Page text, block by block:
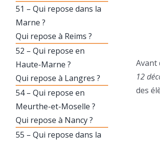
Avant
12
des
51 – Qui repose dans la
Marne ?
Qui repose à Reims ?
52 – Qui repose en
Haute-Marne ?
Qui repose à Langres ?
54 – Qui repose en
Meurthe-et-Moselle ?
Qui repose à Nancy ?
55 – Qui repose dans la